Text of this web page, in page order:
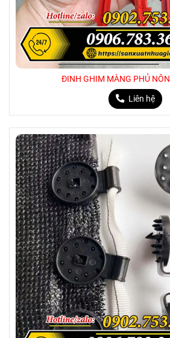
ĐINH GHIM MÀNG PHỦ
Liên hệ